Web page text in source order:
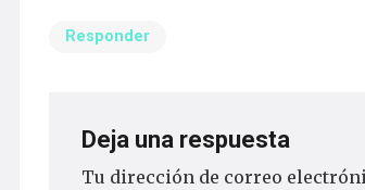
Responder
Deja una respuesta
Tu dirección de correo